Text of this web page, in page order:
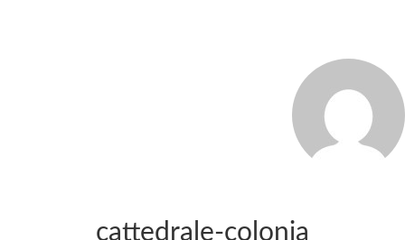
cattedrale-colonia